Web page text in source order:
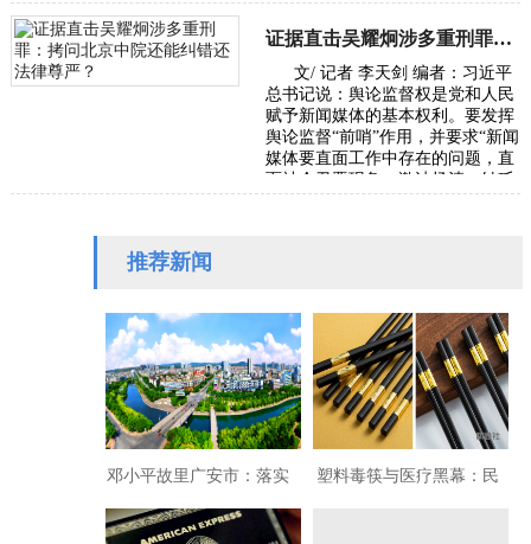
或者…
证据直击吴耀炯涉多重刑罪：拷问北京中院还能纠错还法律尊严？
文/ 记者 李天剑 编者：习近平
总书记说：舆论监督权是党和人民
赋予新闻媒体的基本权利。要发挥
舆论监督“前哨”作用，并要求“新闻
媒体要直面工作中存在的问题，直
面社会丑恶现象，激浊扬清、针砭
推荐新闻
邓小平故里广安市：落实
十九届四中全会精神 扬鞭
塑料毒筷与医疗黑幕：民